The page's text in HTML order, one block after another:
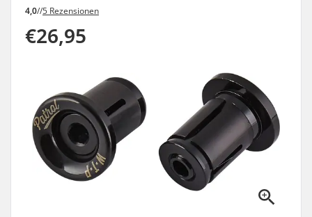
4,0//5 Rezensionen
€26,95